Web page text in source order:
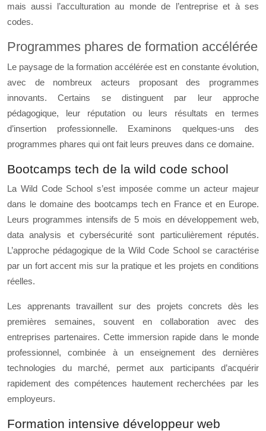
mais aussi l’acculturation au monde de l’entreprise et à ses
codes.
Programmes phares de formation accélérée
Le paysage de la formation accélérée est en constante évolution,
avec de nombreux acteurs proposant des programmes
innovants. Certains se distinguent par leur approche
pédagogique, leur réputation ou leurs résultats en termes
d’insertion professionnelle. Examinons quelques-uns des
programmes phares qui ont fait leurs preuves dans ce domaine.
Bootcamps tech de la wild code school
La Wild Code School s’est imposée comme un acteur majeur
dans le domaine des bootcamps tech en France et en Europe.
Leurs programmes intensifs de 5 mois en développement web,
data analysis et cybersécurité sont particulièrement réputés.
L’approche pédagogique de la Wild Code School se caractérise
par un fort accent mis sur la pratique et les projets en conditions
réelles.
Les apprenants travaillent sur des projets concrets dès les
premières semaines, souvent en collaboration avec des
entreprises partenaires. Cette immersion rapide dans le monde
professionnel, combinée à un enseignement des dernières
technologies du marché, permet aux participants d’acquérir
rapidement des compétences hautement recherchées par les
employeurs.
Formation intensive développeur web